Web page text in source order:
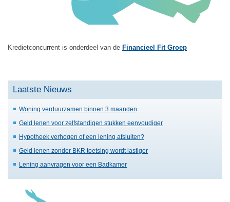
Kredietconcurrent is onderdeel van de Financieel Fit Groep
Laatste Nieuws
Woning verduurzamen binnen 3 maanden
Geld lenen voor zelfstandigen stukken eenvoudiger
Hypotheek verhogen of een lening afsluiten?
Geld lenen zonder BKR toetsing wordt lastiger
Lening aanvragen voor een Badkamer